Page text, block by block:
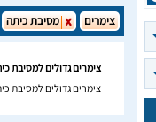
צימרים מסיבת כיתה
צימרים גדולים למסיבת
צימרים גדולים למסיבת